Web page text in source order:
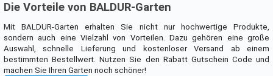
Die Vorteile von BALDUR-Garten
Mit BALDUR-Garten erhalten Sie nicht nur hochwertige Produkte,
sondern auch eine Vielzahl von Vorteilen. Dazu gehören eine große
Auswahl, schnelle Lieferung und kostenloser Versand ab einem
bestimmten Bestellwert. Nutzen Sie den Rabatt Gutschein Code und
machen Sie Ihren Garten noch schöner!